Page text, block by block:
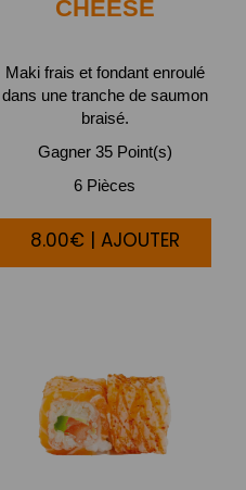
CHEESE
Maki frais et fondant enroulé
dans une tranche de saumon
braisé.
Gagner 35 Point(s)
6 Pièces
8.00€ | AJOUTER